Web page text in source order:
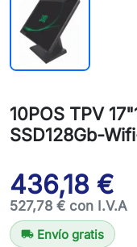
10POS TPV
SSD128Gb-
436,18 €
527,78 € con I.V.A
local_shipping Envío gratis